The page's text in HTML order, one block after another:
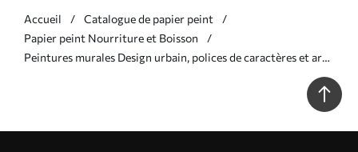
Accueil
Catalogue de papier peint
Papier peint Nourriture et Boisson
Peintures murales Design urbain, polices de caractères et art